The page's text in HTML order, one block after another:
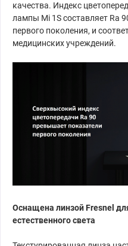
качества. Индекс
лампы Mi 1S составляет Ra
первого поколения, и
медицинских учреждений.
Оснащена линзой Fresnel
естественного света